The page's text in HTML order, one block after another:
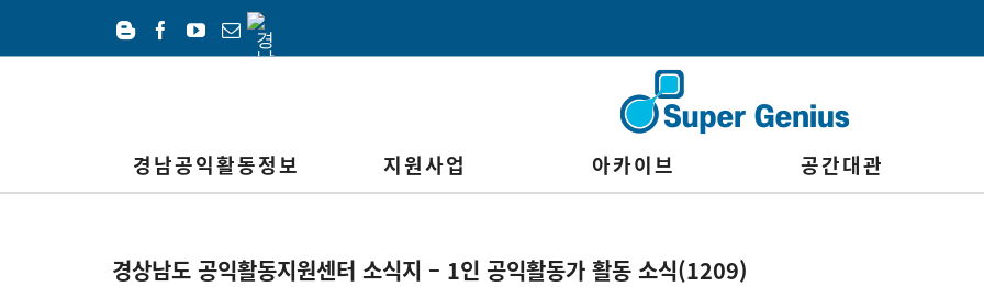
content
YouTube
경
남
공
경남공익활동정보 지원사업 아카이브 공간대관
경상남도 공익활동지원센터 소식지 – 1인 공익활동가 활동 소식(1209)